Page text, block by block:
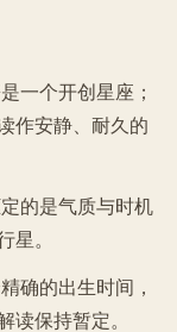
一个开创星座；
作安静、耐久的
的是气质与时机
星。
确的出生时间，
读保持暂定。